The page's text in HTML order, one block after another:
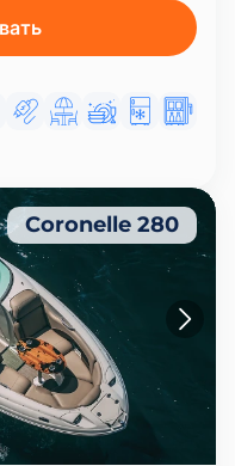
Coronelle 280